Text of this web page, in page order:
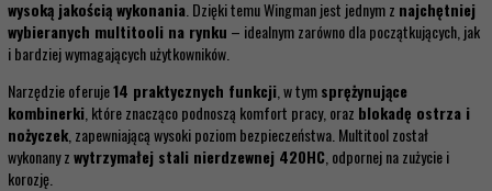
wysoką jakością wykonania . Dzięki temu Wingman jest jednym z najchętniej
wybieranych multitooli na rynku – idealnym zarówno dla początkujących, jak
i bardziej wymagających użytkowników.
Narzędzie oferuje14 praktycznych funkcji , w tymsprężynujące
kombinerki , które znacząco podnoszą komfort pracy, oraz blokadę ostrza i
nożyczek , zapewniającą wysoki poziom bezpieczeństwa. Multitool został
wykonany zwytrzymałej stali nierdzewnej 420HC , odpornej na zużycie i
korozję.